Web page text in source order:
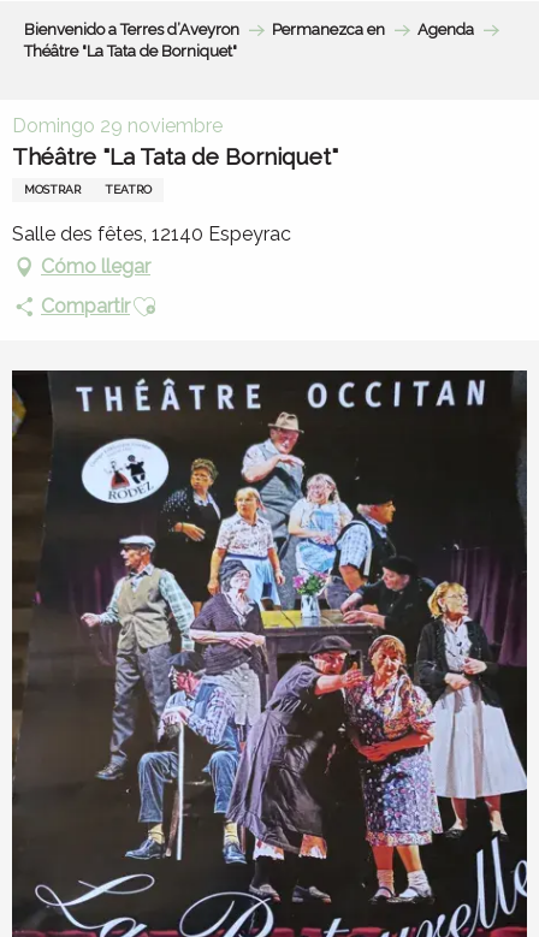
Bienvenido a Terres d’Aveyron Permanezca en
Agenda
Théâtre "La Tata de Borniquet"
Domingo 29 noviembre
Théâtre "La Tata de Borniquet"
MOSTRAR TEATRO
Salle des fêtes, 12140 Espeyrac
Cómo llegar
CompartirAjouter aux favoris